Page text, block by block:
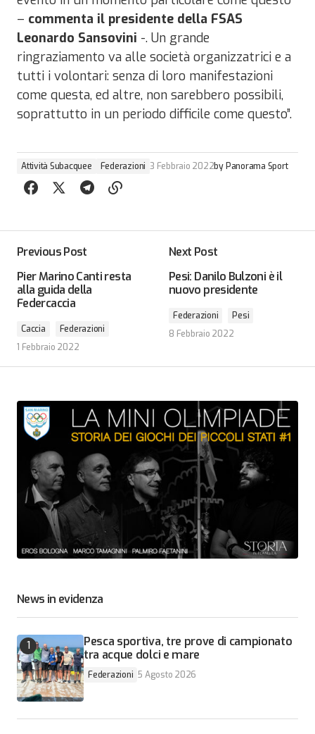
– commenta il presidente della FSAS
Leonardo Sansovini -. Un grande
ringraziamento va alle società organizzatrici e a
tutti i volontari: senza di loro manifestazioni
come questa, ed altre, non sarebbero possibili,
soprattutto in un periodo difficile come questo”.
Attività Subacquee Federazioni 3 Febbraio 2022by Panorama Sport
Previous Post
Pier Marino Canti resta
alla guida della
Federcaccia
Caccia
Federazioni
1 Febbraio 2022
Next Post
Pesi: Danilo Bulzoni è il
nuovo presidente
Federazioni
Pesi
8 Febbraio 2022
News in evidenza
Pesca sportiva, tre prove di campionato
tra acque dolci e mare
Federazioni 5 Agosto 2026